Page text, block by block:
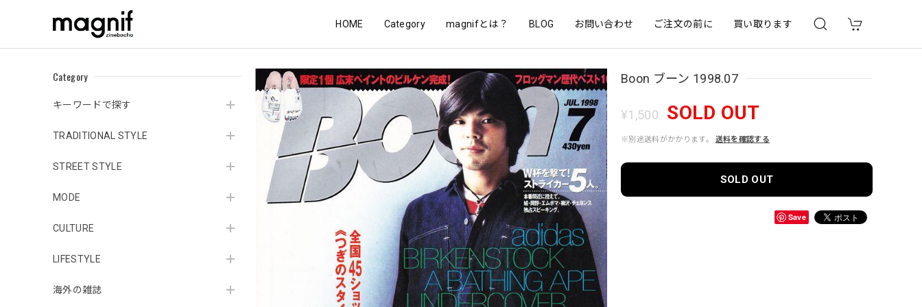
HOME Category magnifとは？ BLOG お問い合わせ ご注文の前に 買い取ります
Category
キーワードで探す
TRADITIONAL STYLE
STREET STYLE
MODE
CULTURE
LIFESTYLE
海外の雑誌
Boon ブーン 1998.07
¥1,500 SOLD OUT
※別途送料がかかります。 送料を確認する
SOLD OUT
Save